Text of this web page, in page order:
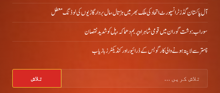
آل پاکستان گڈز ٹرانسپورٹ اتحاد کی ملک بھر میں ہڑتال،مال بردار گاڑیوں کی لوڈنگ معطل
سوراب: دشت گوران میں قومی شاہراہ پر بم دھماکہ، پل کو شدید نقصان
چہتر سے لاپتہ ہونے والی کارگو بس کے ڈرائیور اور کنڈیکٹرز بازیاب
کریں